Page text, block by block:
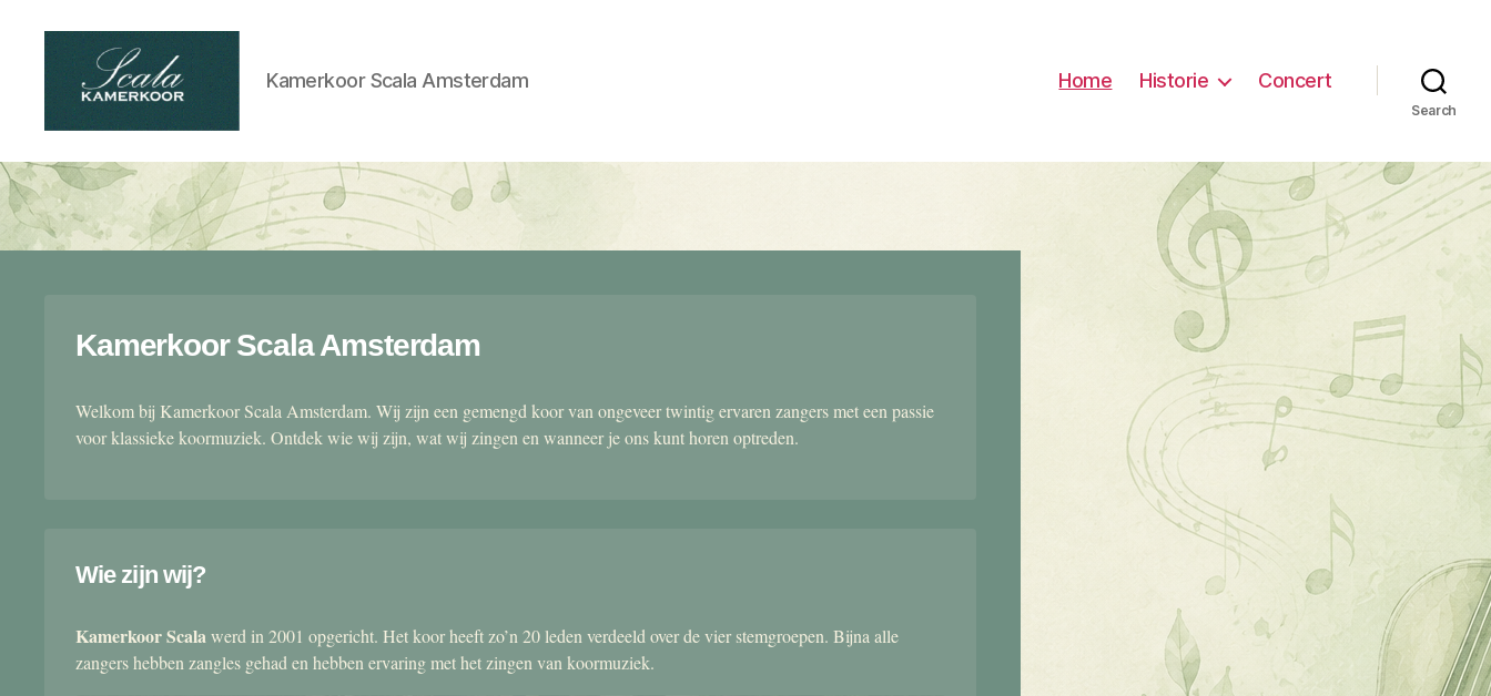
kamerkoor
Kamerkoor Scala Amsterdam Home Historie Concert
Search
Kamerkoor Scala Amsterdam
Welkom bij Kamerkoor Scala Amsterdam. Wij zijn een gemengd koor van ongeveer twintig ervaren zangers met een passie
voor klassieke koormuziek. Ontdek wie wij zijn, wat wij zingen en wanneer je ons kunt horen optreden.
Wie zijn wij?
Kamerkoor Scalawerd in 2001 opgericht. Het koor heeft zo’n 20 leden verdeeld over de vier stemgroepen. Bijna alle
zangers hebben zangles gehad en hebben ervaring met het zingen van koormuziek.